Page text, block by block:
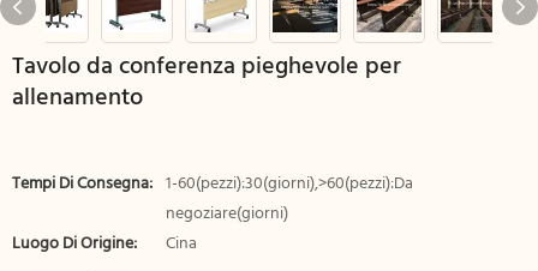
Tavolo da conferenza pieghevole per
allenamento
Tempi Di Consegna: 1-60(pezzi):30(giorni),>60(pezzi):Da
negoziare(giorni)
Luogo Di Origine:
Cina